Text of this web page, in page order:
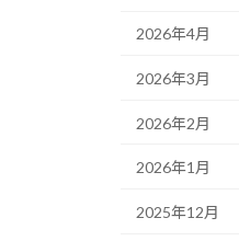
2026年4月
2026年3月
2026年2月
2026年1月
2025年12月